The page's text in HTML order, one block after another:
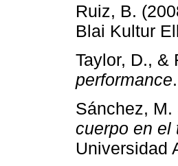
Ruiz, B.
Blai Kultur
Taylor, D., &
performance
Sánchez, M.
cuerpo en el
Universidad